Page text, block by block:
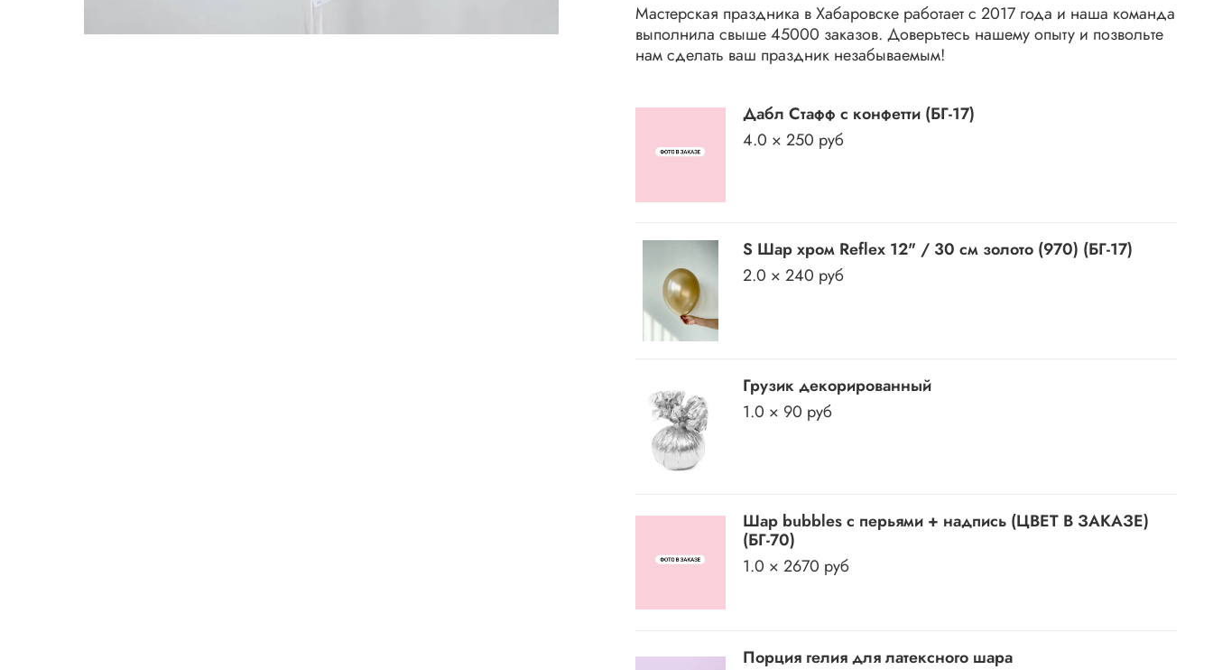
Дабл Стафф с конфетти (БГ-17)
4.0 × 250 руб
S Шар хром Reflex 12" / 30 см золото (970) (БГ-17)
2.0 × 240 руб
Грузик декорированный
1.0 × 90 руб
Шар bubbles c перьями + надпись (ЦВЕТ В ЗАКАЗЕ)
(БГ-70)
1.0 × 2670 руб
Порция гелия для латексного шара
Мастерская праздника в Хабаровске работает с 2017 года и наша команда
выполнила свыше 45000 заказов. Доверьтесь нашему опыту и позвольте
нам сделать ваш праздник незабываемым!